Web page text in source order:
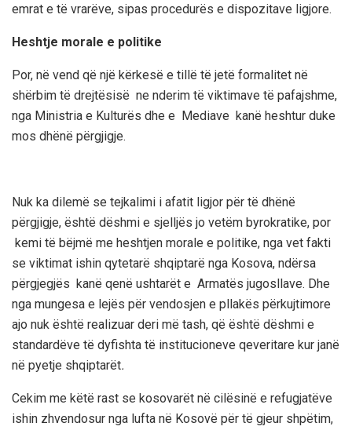
emrat e të vrarëve, sipas procedurës e dispozitave ligjore.
Heshtje morale e politike
Por, në vend që një kërkesë e tillë të jetë formalitet në
shërbim të drejtësisë ne nderim të viktimave të pafajshme,
nga Ministria e Kulturës dhe e Mediave kanë heshtur duke
mos dhënë përgjigje.
Nuk ka dilemë se tejkalimi i afatit ligjor për të dhënë
përgjigje, është dëshmi e sjelljës jo vetëm byrokratike, por
kemi të bëjmë me heshtjen morale e politike, nga vet fakti
se viktimat ishin qytetarë shqiptarë nga Kosova, ndërsa
përgjegjës kanë qenë ushtarët e Armatës jugosllave. Dhe
nga mungesa e lejës për vendosjen e pllakës përkujtimore
ajo nuk është realizuar deri më tash, që është dëshmi e
standardëve të dyfishta të institucioneve qeveritare kur janë
në pyetje shqiptarët.
Cekim me këtë rast se kosovarët në cilësinë e refugjatëve
ishin zhvendosur nga lufta në Kosovë për të gjeur shpëtim,